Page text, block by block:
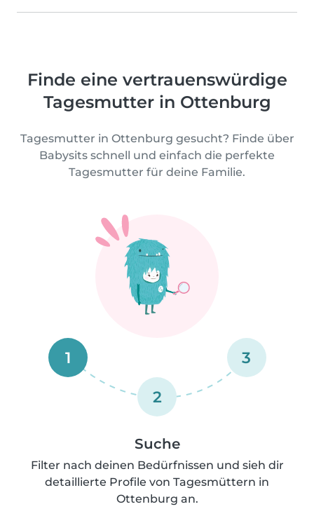
Finde eine vertrauenswürdige
Tagesmutter in Ottenburg
Tagesmutter in Ottenburg gesucht? Finde über
Babysits schnell und einfach die perfekte
Tagesmutter für deine Familie.
1
2
3
Suche
Filter nach deinen Bedürfnissen und sieh dir
detaillierte Profile von Tagesmüttern in
Ottenburg an.